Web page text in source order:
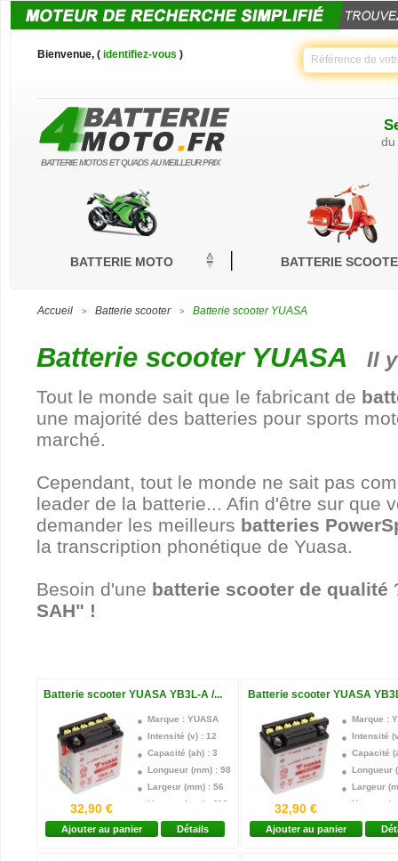
BATTERIE MOTOS ET QUADS AU MEILLEUR PRIX
Bienvenue, ( identifiez-vous )
BATTERIE MOTO BATTERIE
Accueil > Batterie scooter > Batterie scooter YUASA
Batterie scooter YUASA Il
Tout le monde sait que le fabricant de
une majorité des batteries pour sports
marché.
Cependant, tout le monde ne sait pas
leader de la batterie... Afin d'être sur que
demander les meilleurs batteries
la transcription phonétique de Yuasa.
Besoin d'une batterie scooter de qualité
SAH" !
Batterie scooter YUASA YB3L-A /...
Marque : YUASA
Intensité (v) : 12
Capacité (ah) : 3
Longueur (mm) : 98
Largeur (mm) : 56
Hauteur (mm) : 110
Technologie : Plomb acide
Borne + : Droite
32,90 €
Ajouter au panier Détails
Batterie scooter YUASA
Marque :
Intensité
Capacité
Longueur
Largeur
Hauteur
Borne + :
32,90 €
Ajouter au panier